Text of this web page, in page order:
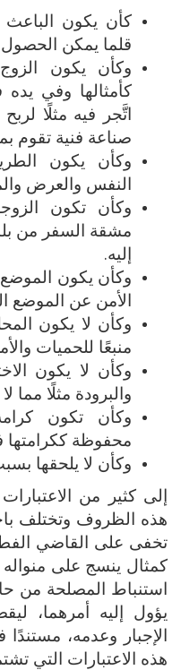
كأن يكون الباعث
قلما يمكن الحصول
وكأن يكون
كأمثالها وفي
اتَّجر فيه مثلًا
صناعة فنية تقوم
وكأن يكون
النفس والعرض
وكأن تكون
مشقة السفر من
إليه.
وكأن يكون الموضع
الأمن عن الموضع
وكأن لا يكون
منبعًا للحميات
وكأن لا يكون
والبرودة مثلًا مما
وكأن تكون
محفوظة ككرامتها
وكأن لا يلحقها
إلى كثير من
هذه الظروف وتختلف
تخفى على القاضي
كمثال ينسج على
استنباط المصلحة من
يؤول إليه أمرهما،
الإجبار وعدمه،
هذه الاعتبارات التي